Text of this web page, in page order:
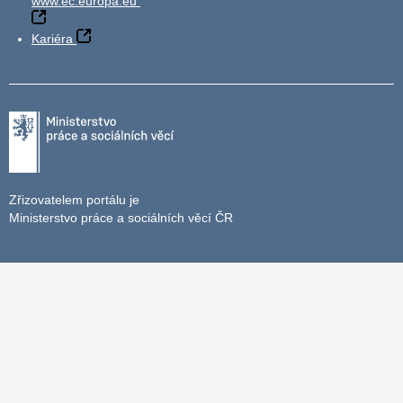
Kariéra
Zřizovatelem portálu je
Ministerstvo práce a sociálních věcí ČR